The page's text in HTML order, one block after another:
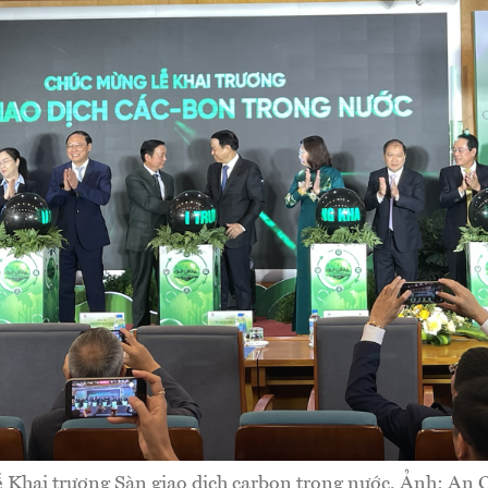
Khai trương Sàn giao dịch carbon trong nước. Ảnh: An